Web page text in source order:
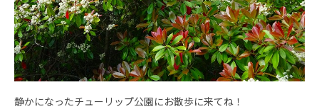
静かになったチューリップ公園にお散歩に来てね！